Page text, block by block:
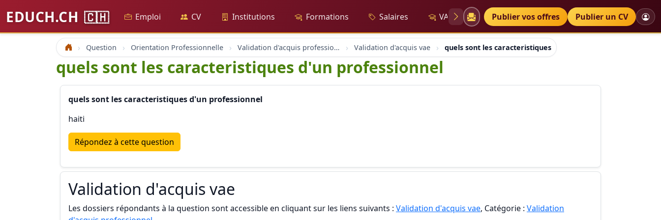
EDUCH.CH 🇨🇭 Emploi CV Institutions Formations Salaires VAE Diplômes Petites annonces
Publier vos offres Publier un CV
Accueil Question Orientation Professionnelle Validation d'acquis professionnel Validation d'acquis vae quels sont les caracteristiques d'un professionnel
quels sont les caracteristiques d'un professionnel
quels sont les caracteristiques d'un professionnel
haiti
Répondez à cette question
Validation d'acquis vae
Les dossiers répondants à la question sont accessible en cliquant sur les liens suivants : Validation d'acquis vae, Catégorie : Validation